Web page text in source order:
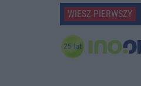
WIESZ PIERWSZY